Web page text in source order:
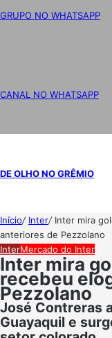
GRUPO NO WHATSAPP
CANAL NO WHATSAPP
DE OLHO NO GRÊMIO
Início/ Inter/ Inter mira
anteriores de Pezzolano
InterMercado do Inter
Inter mira
recebeu
Pezzolano
José Contreras
Guayaquil e